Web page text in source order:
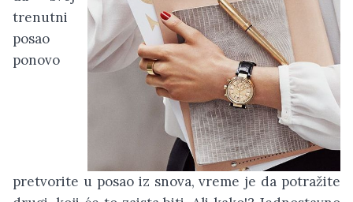
trenutni
posao
ponovo
pretvorite u posao iz snova, vreme je da potražite